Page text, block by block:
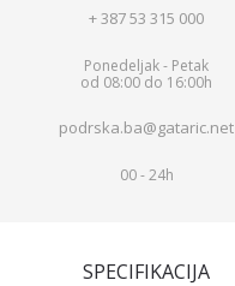
+ 387 53 315 000
Ponedeljak - Petak
od 08:00 do 16:00h
podrska.ba@gataric.net
00 - 24h
SPECIFIKACIJA